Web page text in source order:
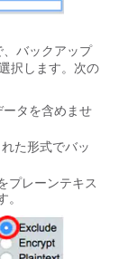
バックアップ
択します。次の
ータを含めませ
た形式でバッ
プレーンテキス
。